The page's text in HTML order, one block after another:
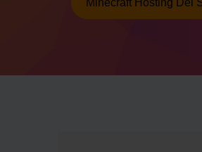
Minecraft Hosting Del